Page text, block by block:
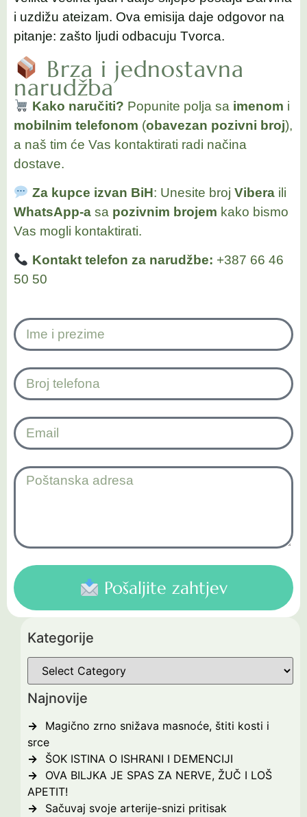
i uzdižu ateizam. Ova emisija daje odgovor na
pitanje: zašto ljudi odbacuju Tvorca.
Brza i jednostavna
narudžba
Kako naručiti? Popunite polja sa imenom i
mobilnim telefonom (obavezan pozivni broj),
a naš tim će Vas kontaktirati radi načina
dostave.
Za kupce izvan BiH: Unesite broj Viberaili
WhatsApp-a sa pozivnim brojem kako bismo
Vas mogli kontaktirati.
Kontakt telefon za narudžbe: +387 66 46
50 50
Pošaljite zahtjev
Kategorije
Najnovije
Magično zrno snižava masnoće, štiti kosti i
srce
ŠOK ISTINA O ISHRANI I DEMENCIJI
OVA BILJKA JE SPAS ZA NERVE, ŽUČ I LOŠ
APETIT!
Sačuvaj svoje arterije-snizi pritisak